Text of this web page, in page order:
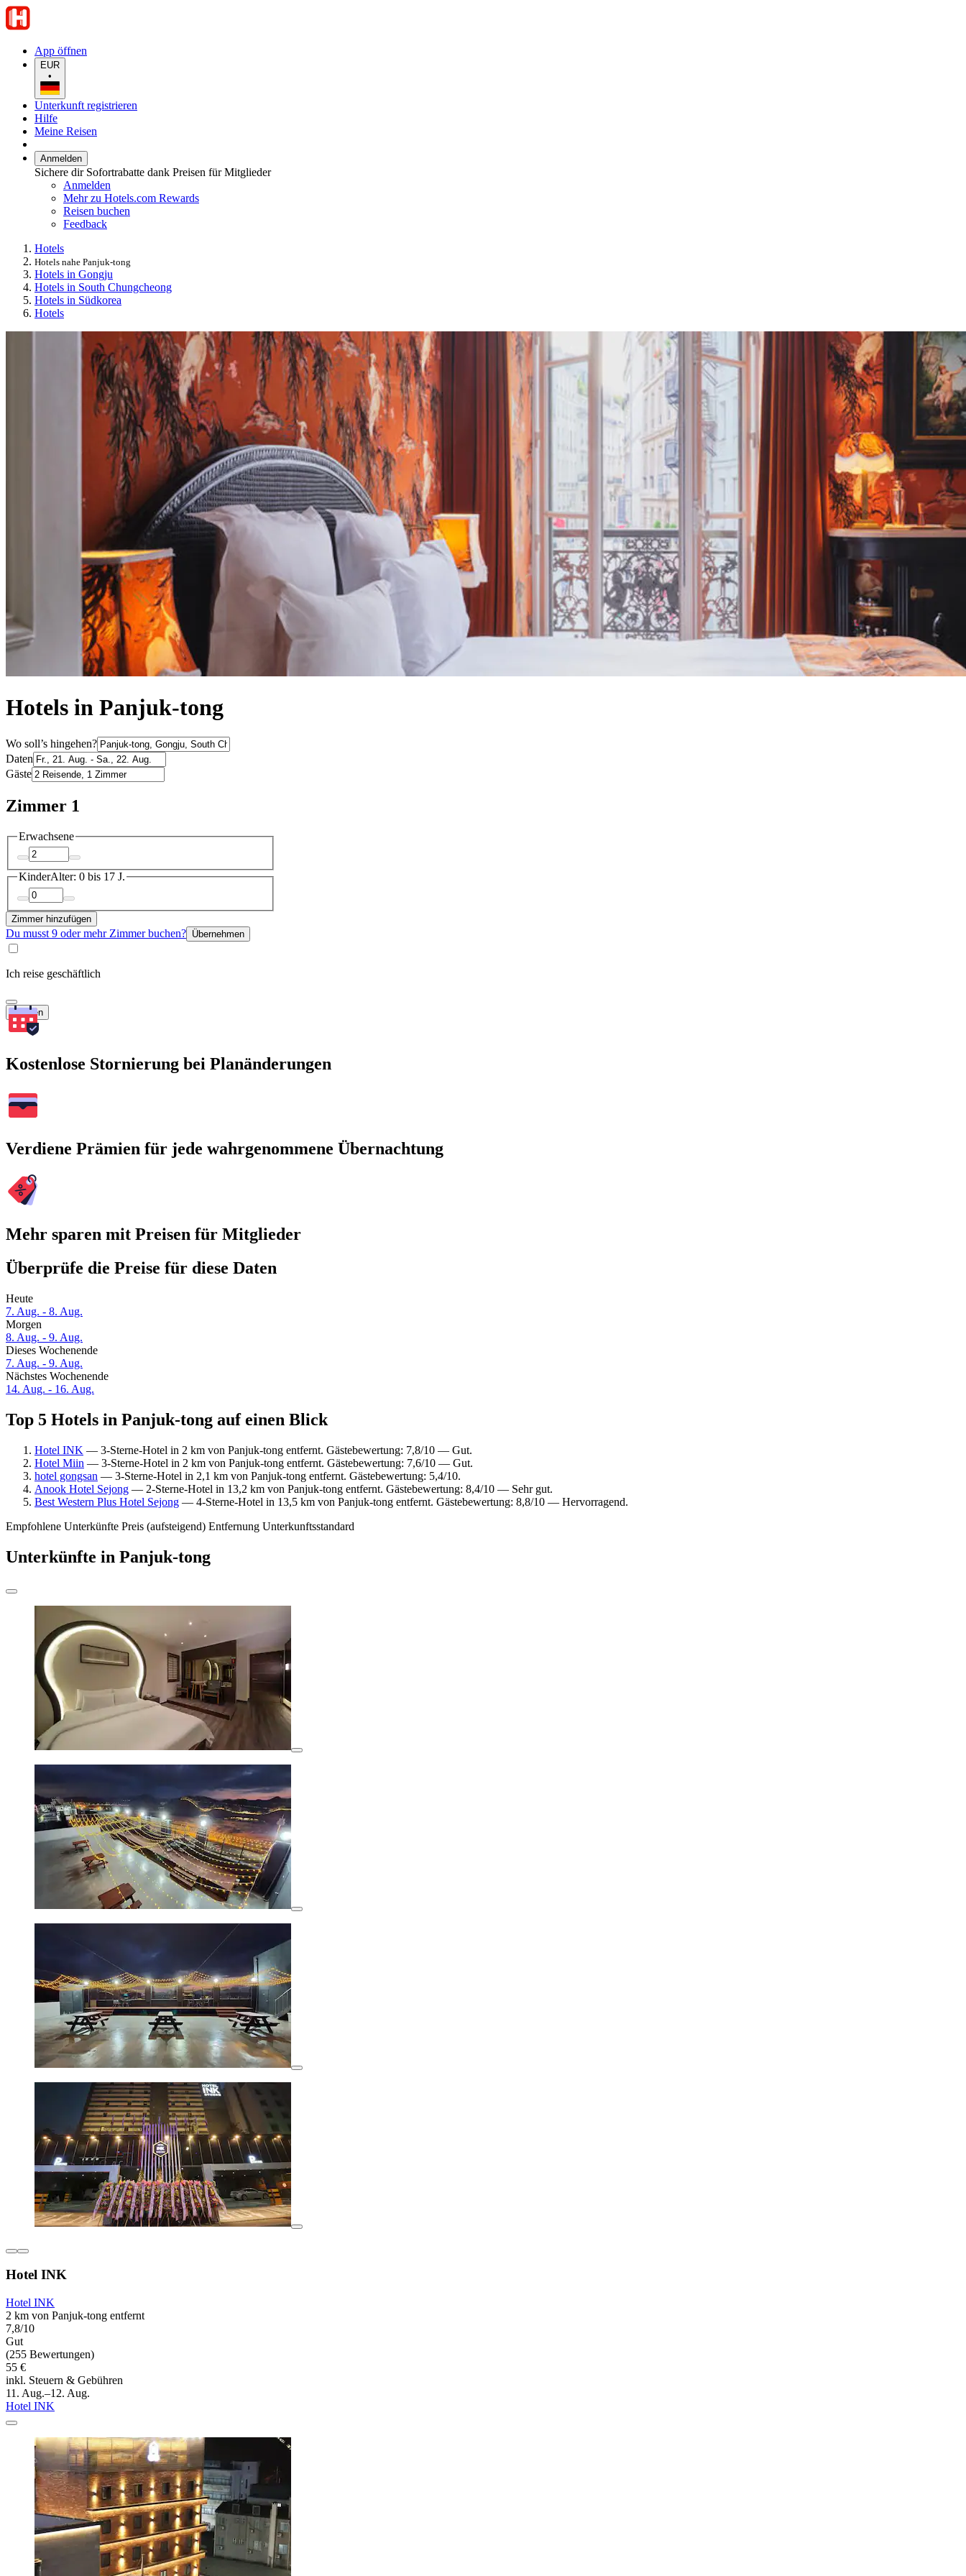
App öffnen
EUR
•
Unterkunft registrieren
Hilfe
Meine Reisen
Anmelden
Sichere dir Sofortrabatte dank Preisen für Mitglieder
Anmelden
Mehr zu Hotels.com Rewards
Reisen buchen
Feedback
Hotels
Hotels nahe Panjuk-tong
Hotels in Gongju
Hotels in South Chungcheong
Hotels in Südkorea
Hotels
Hotels in Panjuk-tong
Wo soll’s hingehen?
Daten
Gäste
Zimmer 1
Erwachsene
KinderAlter: 0 bis 17 J.
Zimmer hinzufügen
Du musst 9 oder mehr Zimmer buchen? Übernehmen
Ich reise geschäftlich
Suchen
Kostenlose Stornierung bei Planänderungen
Verdiene Prämien für jede wahrgenommene Übernachtung
Mehr sparen mit Preisen für Mitglieder
Überprüfe die Preise für diese Daten
Heute
7. Aug. - 8. Aug.
Morgen
8. Aug. - 9. Aug.
Dieses Wochenende
7. Aug. - 9. Aug.
Nächstes Wochenende
14. Aug. - 16. Aug.
Top 5 Hotels in Panjuk-tong auf einen Blick
Hotel INK — 3-Sterne-Hotel in 2 km von Panjuk-tong entfernt. Gästebewertung: 7,8/10 — Gut.
Hotel Miin — 3-Sterne-Hotel in 2 km von Panjuk-tong entfernt. Gästebewertung: 7,6/10 — Gut.
hotel gongsan — 3-Sterne-Hotel in 2,1 km von Panjuk-tong entfernt. Gästebewertung: 5,4/10.
Anook Hotel Sejong — 2-Sterne-Hotel in 13,2 km von Panjuk-tong entfernt. Gästebewertung: 8,4/10 — Sehr gut.
Best Western Plus Hotel Sejong — 4-Sterne-Hotel in 13,5 km von Panjuk-tong entfernt. Gästebewertung: 8,8/10 — Hervorragend.
Empfohlene Unterkünfte Preis (aufsteigend) Entfernung Unterkunftsstandard
Unterkünfte in Panjuk-tong
Hotel INK
Hotel INK
2 km von Panjuk-tong entfernt
7,8/10
Gut
(255 Bewertungen)
55 €
inkl. Steuern & Gebühren
11. Aug.–12. Aug.
Hotel INK